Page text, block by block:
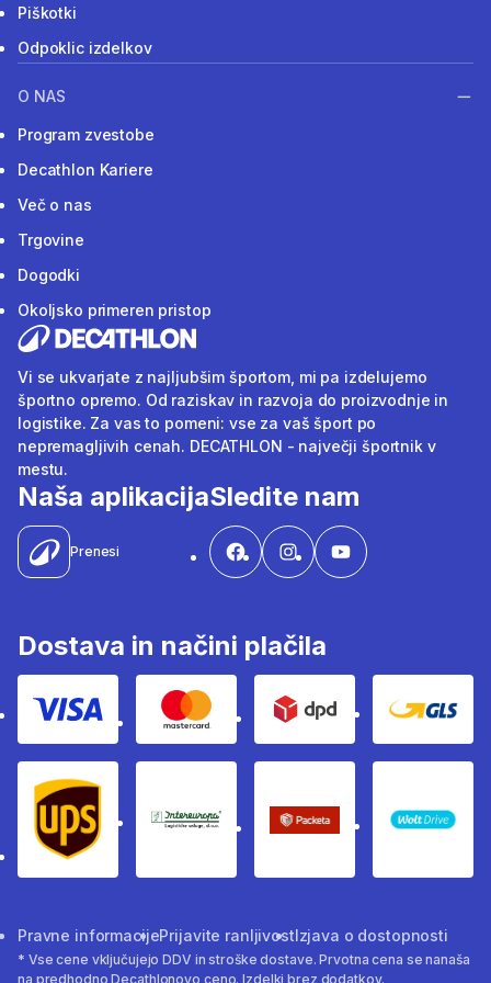
Piškotki
Odpoklic izdelkov
O NAS
Program zvestobe
Decathlon Kariere
Več o nas
Trgovine
Dogodki
Okoljsko primeren pristop
Vi se ukvarjate z najljubšim športom, mi pa izdelujemo
športno opremo. Od raziskav in razvoja do proizvodnje in
logistike. Za vas to pomeni: vse za vaš šport po
nepremagljivih cenah. DECATHLON - največji športnik v
mestu.
Naša aplikacija
Prenesi
Sledite nam
Dostava in načini plačila
Visa Mastercard Dpd Gls
Ups Intereuropa Packeta Sledenje
WOLT
Pravne informacijePrijavite ranljivostIzjava o dostopnosti
* Vse cene vključujejo DDV in stroške dostave. Prvotna cena se nanaša
na predhodno Decathlonovo ceno. Izdelki brez dodatkov.